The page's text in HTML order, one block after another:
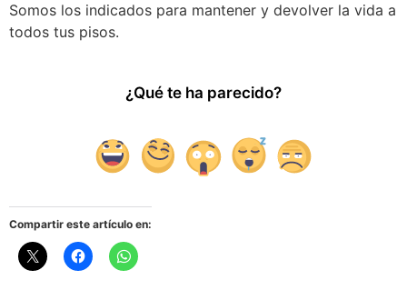
Somos los indicados para mantener y devolver la vida a
todos tus pisos.
¿Qué te ha parecido?
Compartir este artículo en: